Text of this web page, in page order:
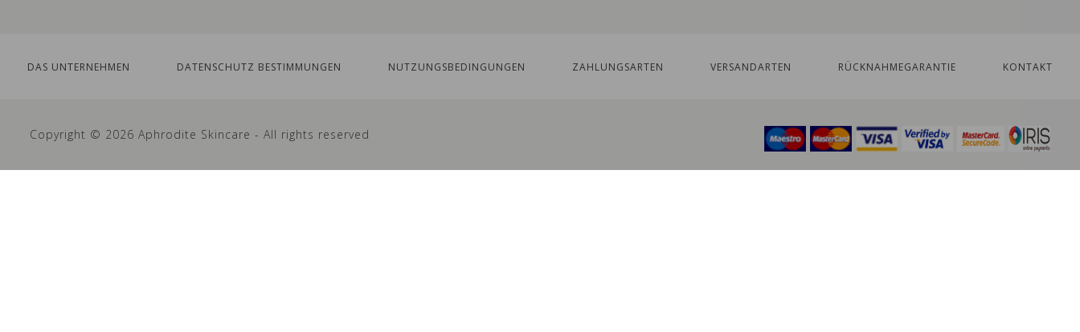
DAS UNTERNEHMEN DATENSCHUTZ BESTIMMUNGEN NUTZUNGSBEDINGUNGEN ZAHLUNGSARTEN VERSANDARTEN RÜCKNAHMEGARANTIE KONTAKT
Copyright © 2026 Aphrodite Skincare - All rights reserved